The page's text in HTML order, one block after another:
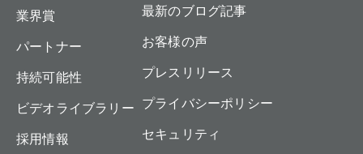
業界賞
パートナー
持続可能性
ビデオライブラリー
採用情報
最新のブログ記事
お客様の声
プレスリリース
プライバシーポリシー
セキュリティ